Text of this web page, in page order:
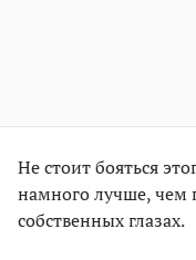
Не стоит бояться
намного лучше, чем
собственных глазах.